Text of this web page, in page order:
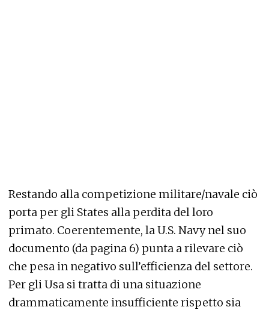
Restando alla competizione militare/navale ciò
porta per gli States alla perdita del loro
primato. Coerentemente, la U.S. Navy nel suo
documento (da pagina 6) punta a rilevare ciò
che pesa in negativo sull’efficienza del settore.
Per gli Usa si tratta di una situazione
drammaticamente insufficiente rispetto sia